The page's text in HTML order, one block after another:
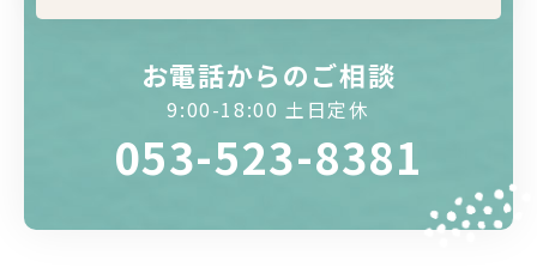
お電話からのご相談
9:00-18:00 土日定休
053-523-8381